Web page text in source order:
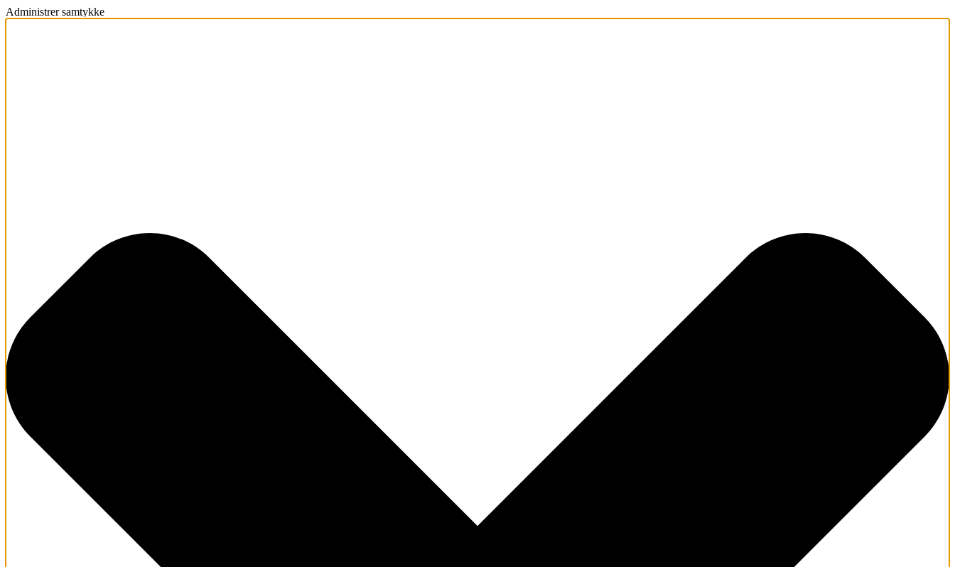
Administrer samtykke